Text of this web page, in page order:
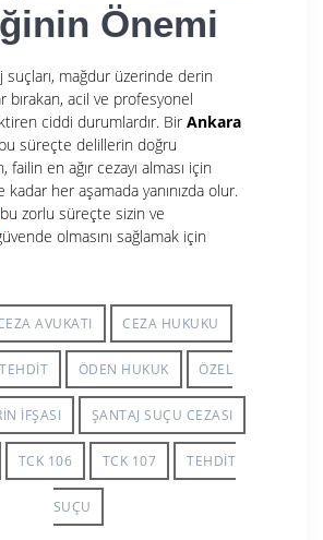
Önemi
suçları, mağdur üzerinde derin
bırakan, acil ve profesyonel
ciddi durumlardır. Bir Ankara
süreçte delillerin doğru
failin en ağır cezayı alması için
kadar her aşamada yanınızda olur.
zorlu süreçte sizin ve
olmasını sağlamak için
AVUKATI CEZA HUKUKU
ÖDEN HUKUK ÖZEL
İFŞASI ŞANTAJ SUÇU CEZASI
TCK 106 TCK 107 TEHDIT
SUÇU